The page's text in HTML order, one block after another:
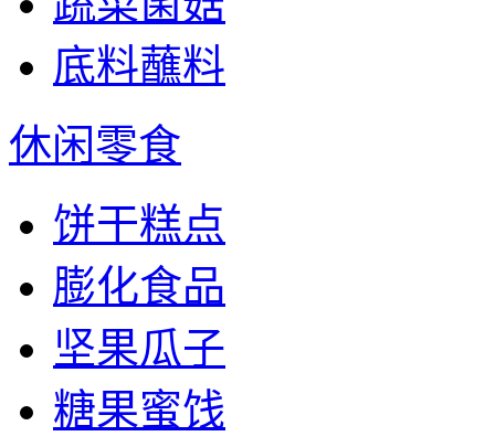
底料蘸料
休闲零食
饼干糕点
膨化食品
坚果瓜子
糖果蜜饯